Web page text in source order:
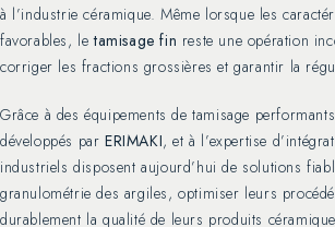
à l’industrie céramique. Même lorsque les
favorables, letamisage fin reste une opération
corriger les fractions grossières et garantir la
Grâce à des équipements de tamisage
développés par ERIMAKI, et à l’expertise
industriels disposent aujourd’hui de solutions
granulométrie des argiles, optimiser leurs
durablement la qualité de leurs produits